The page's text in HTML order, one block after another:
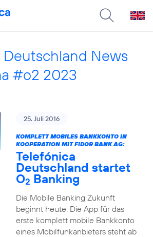
News
#o2 2023
25. Juli 2016
KOMPLETT MOBILES BANKKONTO IN
KOOPERATION MIT FIDOR BANK AG:
Telefónica
Deutschland startet
O2 Banking
Die Mobile Banking Zukunft
beginnt heute: Die App für das
erste komplett mobile Bankkonto
eines Mobilfunkanbieters steht ab